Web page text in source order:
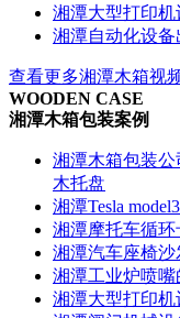
湘潭大型打印
湘潭自动化设
查看更多湘潭木箱视
WOODEN CASE
湘潭木箱包装案例
湘潭木箱包装
木托盘
湘潭Tesla
湘潭摩托车循环
湘潭汽车座椅沙
湘潭工业炉喷
湘潭大型打印